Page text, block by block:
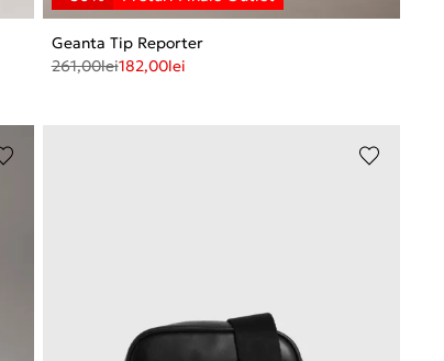
Geanta Tip Reporter
261,00lei182,00lei